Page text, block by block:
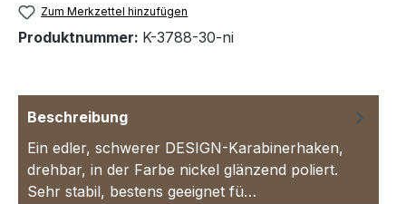
Zum Merkzettel hinzufügen
Produktnummer: K-3788-30-ni
Beschreibung
Ein edler, schwerer DESIGN-Karabinerhaken,
drehbar, in der Farbe nickel glänzend poliert.
Sehr stabil, bestens geeignet fü…